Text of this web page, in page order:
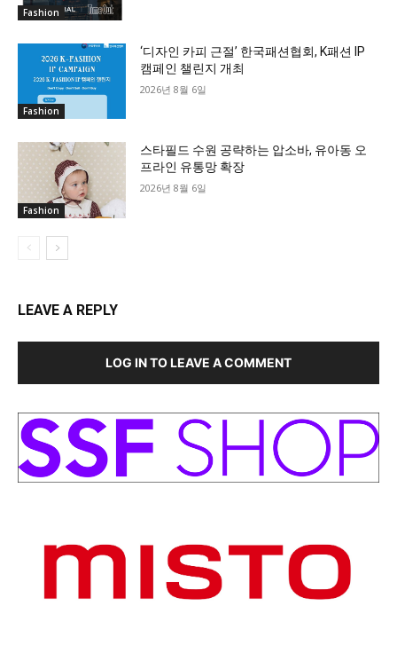
Fashion
Fashion
‘디자인 카피 근절’ 한국패션협회, K패션 IP
캠페인 챌린지 개최
2026년 8월 6일
Fashion
스타필드 수원 공략하는 압소바, 유아동 오
프라인 유통망 확장
2026년 8월 6일
LEAVE A REPLY
LOG IN TO LEAVE A COMMENT